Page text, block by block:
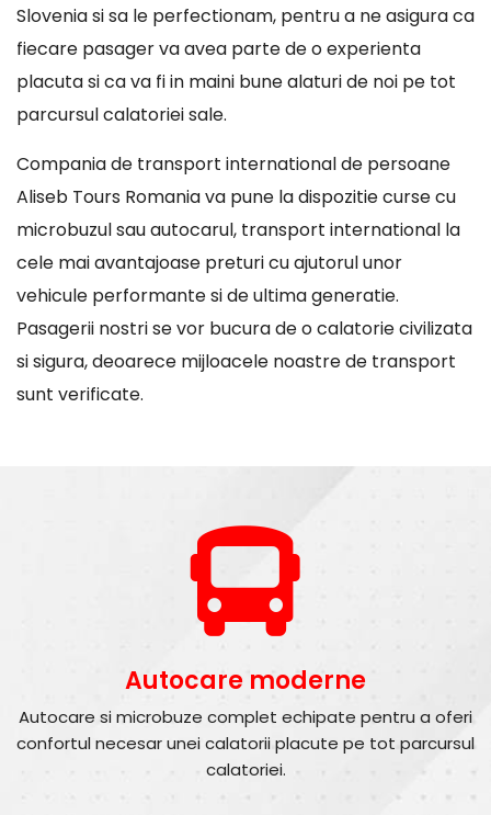
Slovenia si sa le perfectionam, pentru a ne asigura ca
fiecare pasager va avea parte de o experienta
placuta si ca va fi in maini bune alaturi de noi pe tot
parcursul calatoriei sale.
Compania de transport international de persoane
Aliseb Tours Romania va pune la dispozitie curse cu
microbuzul sau autocarul, transport international la
cele mai avantajoase preturi cu ajutorul unor
vehicule performante si de ultima generatie.
Pasagerii nostri se vor bucura de o calatorie civilizata
si sigura, deoarece mijloacele noastre de transport
sunt verificate.
Autocare moderne
Autocare si microbuze complet echipate pentru a oferi
confortul necesar unei calatorii placute pe tot parcursul
calatoriei.